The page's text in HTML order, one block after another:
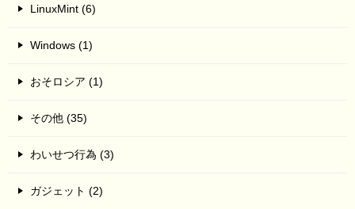
LinuxMint (6)
Windows (1)
おそロシア (1)
その他 (35)
わいせつ行為 (3)
ガジェット (2)